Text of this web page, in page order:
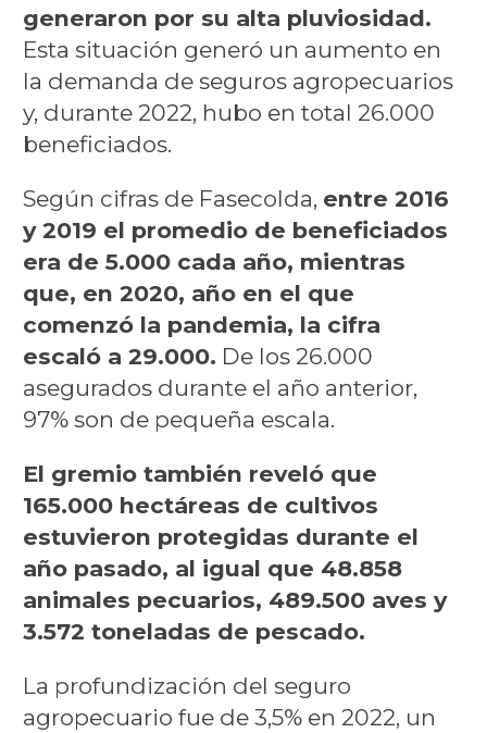
generaron por su alta pluviosidad.
Esta situación generó un aumento en
la demanda de seguros agropecuarios
y, durante 2022, hubo en total 26.000
beneficiados.
Según cifras de Fasecolda, entre 2016
y 2019 el promedio de beneficiados
era de 5.000 cada año, mientras
que, en 2020, año en el que
comenzó la pandemia, la cifra
escaló a 29.000. De los 26.000
asegurados durante el año anterior,
97% son de pequeña escala.
El gremio también reveló que
165.000 hectáreas de cultivos
estuvieron protegidas durante el
año pasado, al igual que 48.858
animales pecuarios, 489.500 aves y
3.572 toneladas de pescado.
La profundización del seguro
agropecuario fue de 3,5% en 2022, un